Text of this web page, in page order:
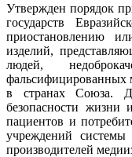
Утвержден порядок
государств
приостановлению
изделий,
людей,
фальсифицированных
в странах Союза.
безопасности жизни
пациентов и
учреждений системы
производителей